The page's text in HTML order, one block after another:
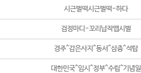
시근벌떡시근벌떡-하다
검정마디-꼬리납작맵시벌
경주^감은사지^동서^삼층^석탑
대한민국^임시^정부^수립^기념일